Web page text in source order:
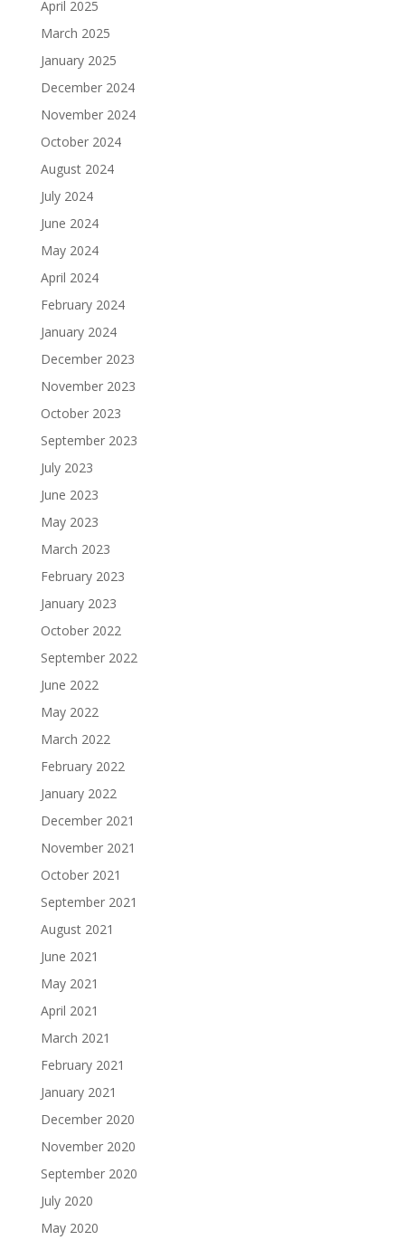
April 2025
March 2025
January 2025
December 2024
November 2024
October 2024
August 2024
July 2024
June 2024
May 2024
April 2024
February 2024
January 2024
December 2023
November 2023
October 2023
September 2023
July 2023
June 2023
May 2023
March 2023
February 2023
January 2023
October 2022
September 2022
June 2022
May 2022
March 2022
February 2022
January 2022
December 2021
November 2021
October 2021
September 2021
August 2021
June 2021
May 2021
April 2021
March 2021
February 2021
January 2021
December 2020
November 2020
September 2020
July 2020
May 2020